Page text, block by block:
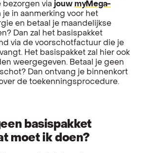
bezorgen via jouw myMega-
je in aanmerking voor het
en betaal je maandelijkse
Dan zal het basispakket
via de voorschotfactuur die je
Het basispakket zal hier ook
weergegeven. Betaal je geen
Dan ontvang je binnenkort
de toekenningsprocedure.
basispakket
moet ik doen?